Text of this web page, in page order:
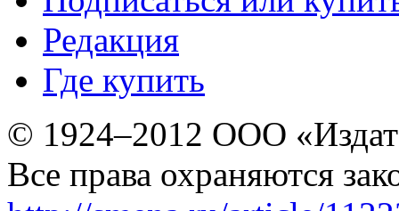
Редакция
Где купить
© 1924–2012 ООО
Все права охраняются